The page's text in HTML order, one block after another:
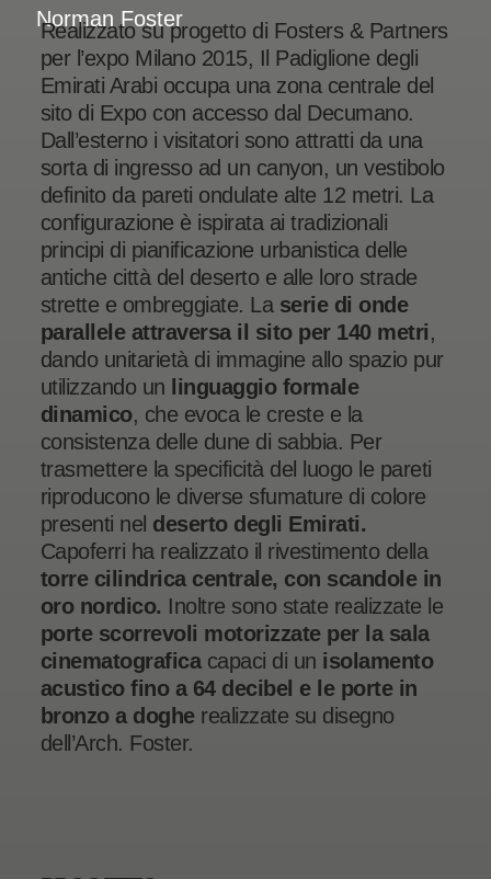
Norman Foster
Realizzato su progetto di Fosters & Partners
per l’expo Milano 2015, Il Padiglione degli
Emirati Arabi occupa una zona centrale del
sito di Expo con accesso dal Decumano.
Dall’esterno i visitatori sono attratti da una
sorta di ingresso ad un canyon, un vestibolo
definito da pareti ondulate alte 12 metri. La
configurazione è ispirata ai tradizionali
principi di pianificazione urbanistica delle
antiche città del deserto e alle loro strade
strette e ombreggiate. La serie di onde
parallele attraversa il sito per 140 metri,
dando unitarietà di immagine allo spazio pur
utilizzando un linguaggio formale
dinamico, che evoca le creste e la
consistenza delle dune di sabbia. Per
trasmettere la specificità del luogo le pareti
riproducono le diverse sfumature di colore
presenti nel deserto degli Emirati.
Capoferri ha realizzato il rivestimento della
torre cilindrica centrale, con scandole in
oro nordico. Inoltre sono state realizzate le
porte scorrevoli motorizzate per la sala
cinematograficacapaci di un isolamento
acustico fino a 64 decibel e le porte in
bronzo a dogherealizzate su disegno
dell’Arch. Foster.